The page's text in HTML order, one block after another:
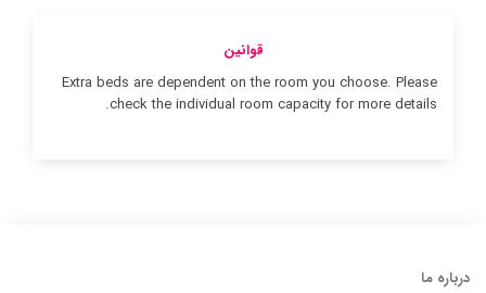
قوانین
Extra beds are dependent on the room you choose. Please
check the individual room capacity for more details.
درباره ما